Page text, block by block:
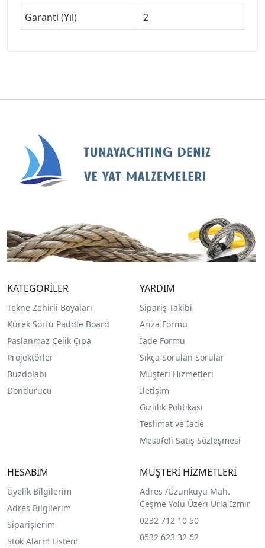
Garanti (Yıl)
2
KATEGORİLER
Tekne Zehirli Boyaları
Kürek Sörfü Paddle Board
Paslanmaz Çelik Çıpa
Projektörler
Buzdolabı
Dondurucu
YARDIM
Sipariş Takibi
Arıza Formu
İade Formu
Sıkça Sorulan Sorular
Müşteri Hizmetleri
İletişim
Gizlilik Politikası
Teslimat ve İade
Mesafeli Satış Sözleşmesi
HESABIM
Üyelik Bilgilerim
Adres Bilgilerim
Siparişlerim
Stok Alarm Listem
MÜŞTERİ HİZMETLERİ
Adres /Uzunkuyu Mah.
Çeşme Yolu Üzeri Urla İzmir
0232 712 10 50
0532 623 32 62